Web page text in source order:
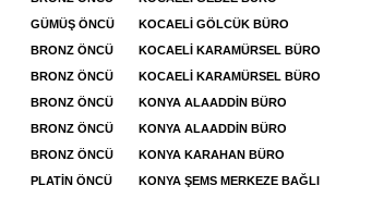
GÜMÜŞ ÖNCÜ
KOCAELİ GÖLCÜK BÜRO
BRONZ ÖNCÜ
KOCAELİ KARAMÜRSEL BÜRO
BRONZ ÖNCÜ
KOCAELİ KARAMÜRSEL BÜRO
BRONZ ÖNCÜ
KONYA ALAADDİN BÜRO
BRONZ ÖNCÜ
KONYA ALAADDİN BÜRO
BRONZ ÖNCÜ
KONYA KARAHAN BÜRO
PLATİN ÖNCÜ
KONYA ŞEMS MERKEZE BAĞLI